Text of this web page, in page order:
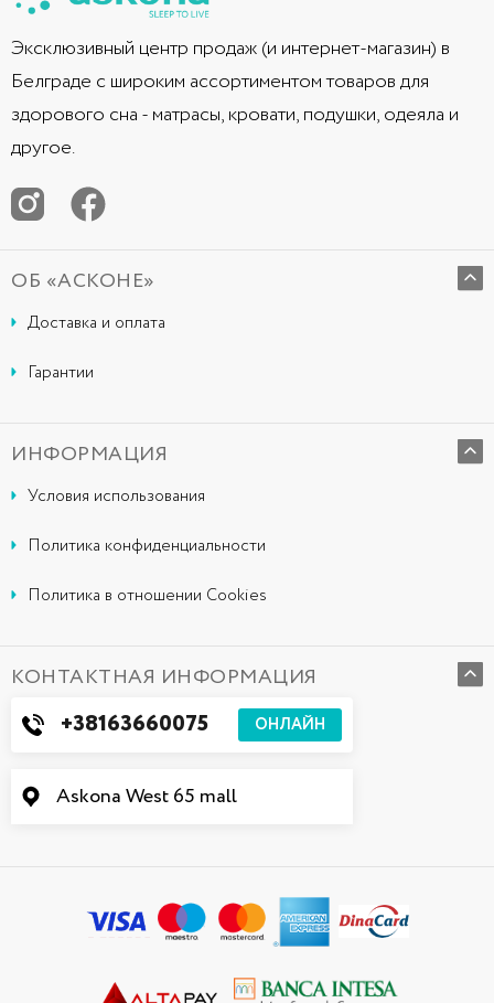
Эксклюзивный центр продаж (и интернет-магазин) в
Белграде с широким ассортиментом товаров для
здорового сна - матрасы, кровати, подушки, одеяла и
другое.
ОБ «АСКОНЕ»
Доставка и оплата
Гарантии
ИНФОРМАЦИЯ
Условия использования
Политика конфиденциальности
Политика в отношении Cookies
КОНТАКТНАЯ ИНФОРМАЦИЯ
+38163660075 ОНЛАЙН
Askona West 65 mall